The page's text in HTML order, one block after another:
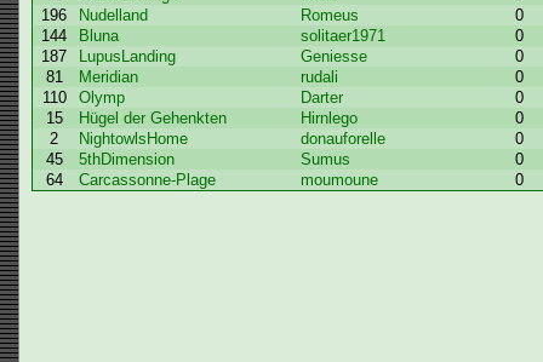
196
Nudelland Romeus
0
144
Bluna solitaer1971
0
187
LupusLanding Geniesse
0
81
Meridian rudali
0
110
Olymp Darter
0
15
Hügel der Gehenkten Hirnlego
0
2
NightowlsHome donauforelle
0
45
5thDimension Sumus
0
64
Carcassonne-Plage moumoune 0